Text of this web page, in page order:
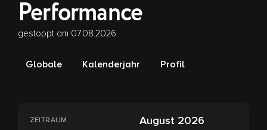
Performance
gestoppt am 07.08.2026
Globale Kalenderjahr Profil
ZEITRAUM August 2026